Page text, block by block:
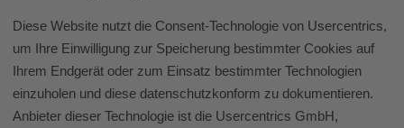
Diese Website nutzt die Consent-Technologie von Usercentrics,
um Ihre Einwilligung zur Speicherung bestimmter Cookies auf
Ihrem Endgerät oder zum Einsatz bestimmter Technologien
einzuholen und diese datenschutzkonform zu dokumentieren.
Anbieter dieser Technologie ist die Usercentrics GmbH,